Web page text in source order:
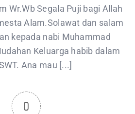
Wr.Wb Segala Puji bagi Allah
Alam.Solawat dan salam
kepada nabi Muhammad
Keluarga habib dalam
Ana mau [...]
0